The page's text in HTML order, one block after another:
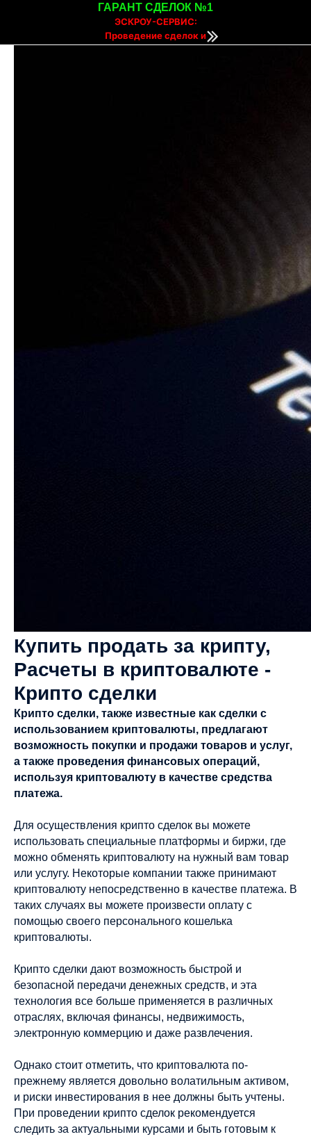
ЭСКРОУ-СЕРВИС:
Проведение сделок и
ГАРАНТ СДЕЛОК №1
Купить продать за крипту,
Расчеты в криптовалюте -
Крипто сделки
Крипто сделки, также известные как сделки с
использованием криптовалюты, предлагают
возможность покупки и продажи товаров и услуг,
а также проведения финансовых операций,
используя криптовалюту в качестве средства
платежа.
Для осуществления крипто сделок вы можете
использовать специальные платформы и биржи, где
можно обменять криптовалюту на нужный вам товар
или услугу. Некоторые компании также принимают
криптовалюту непосредственно в качестве платежа. В
таких случаях вы можете произвести оплату с
помощью своего персонального кошелька
криптовалюты.
Крипто сделки дают возможность быстрой и
безопасной передачи денежных средств, и эта
технология все больше применяется в различных
отраслях, включая финансы, недвижимость,
электронную коммерцию и даже развлечения.
Однако стоит отметить, что криптовалюта по-
прежнему является довольно волатильным активом,
и риски инвестирования в нее должны быть учтены.
При проведении крипто сделок рекомендуется
следить за актуальными курсами и быть готовым к